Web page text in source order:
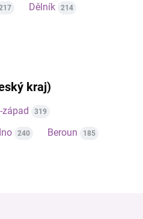
Dělník 214
kraj)
západ 319
240 Beroun 185